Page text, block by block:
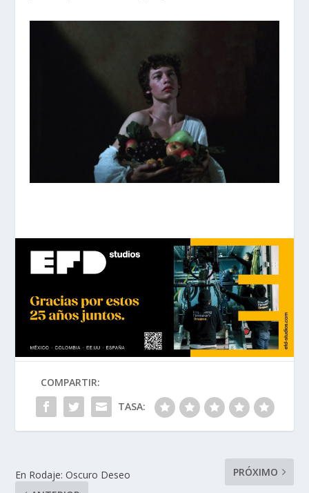
COMPARTIR:
TASA:
En Rodaje: Oscuro Deseo
PRÓXIMO